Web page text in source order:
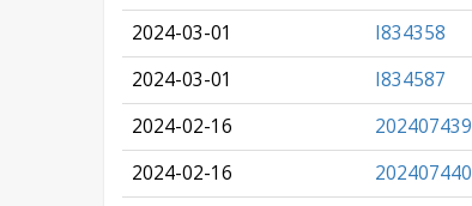
2024-03-01 I834358
2024-03-01
I834587
2024-02-16
202407439
2024-02-16
202407440